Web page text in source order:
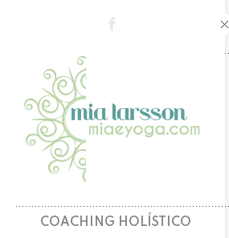
COACHING HOLÍSTICO